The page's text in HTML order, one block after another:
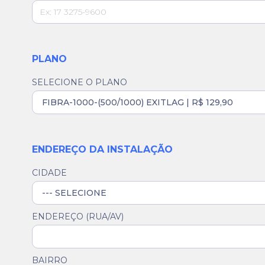
PLANO
SELECIONE O PLANO
ENDEREÇO DA INSTALAÇÃO
CIDADE
ENDEREÇO (RUA/AV)
BAIRRO